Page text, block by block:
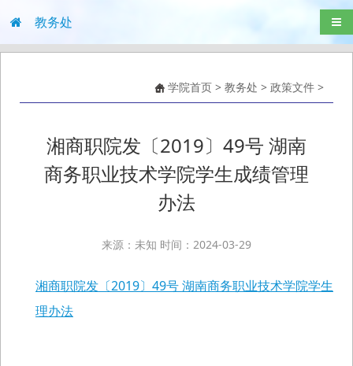
教务处 导
学院首页 > 教务处 > 政策文件 >
湘商职院发〔2019〕49号 湖南
商务职业技术学院学生成绩管理
办法
来源：未知 时间：2024-03-29
湘商职院发〔2019〕49号 湖南商务职业技术学院学生成
理办法